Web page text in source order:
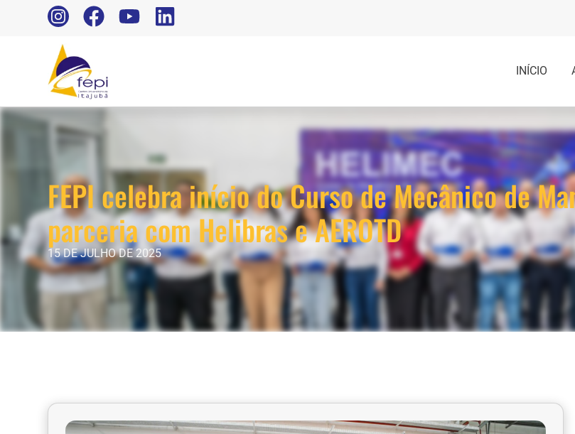
INÍCIO
FEPI celebra início do Curso de Mecânico de
parceria com Helibras e AEROTD
15 DE JULHO DE 2025